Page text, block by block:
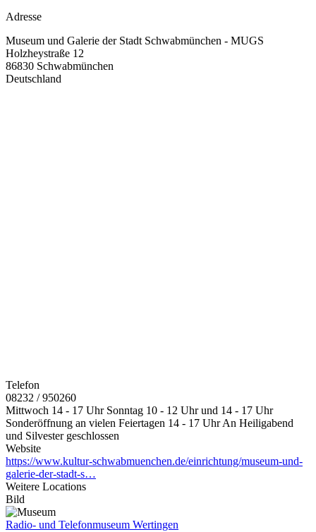
Adresse
Museum und Galerie der Stadt Schwabmünchen - MUGS
Holzheystraße 12
86830 Schwabmünchen
Deutschland
Telefon
08232 / 950260
Mittwoch 14 - 17 Uhr Sonntag 10 - 12 Uhr und 14 - 17 Uhr
Sonderöffnung an vielen Feiertagen 14 - 17 Uhr An Heiligabend
und Silvester geschlossen
Website
https://www.kultur-schwabmuenchen.de/einrichtung/museum-und-
galerie-der-stadt-s…
Weitere Locations
Bild
Radio- und Telefonmuseum Wertingen